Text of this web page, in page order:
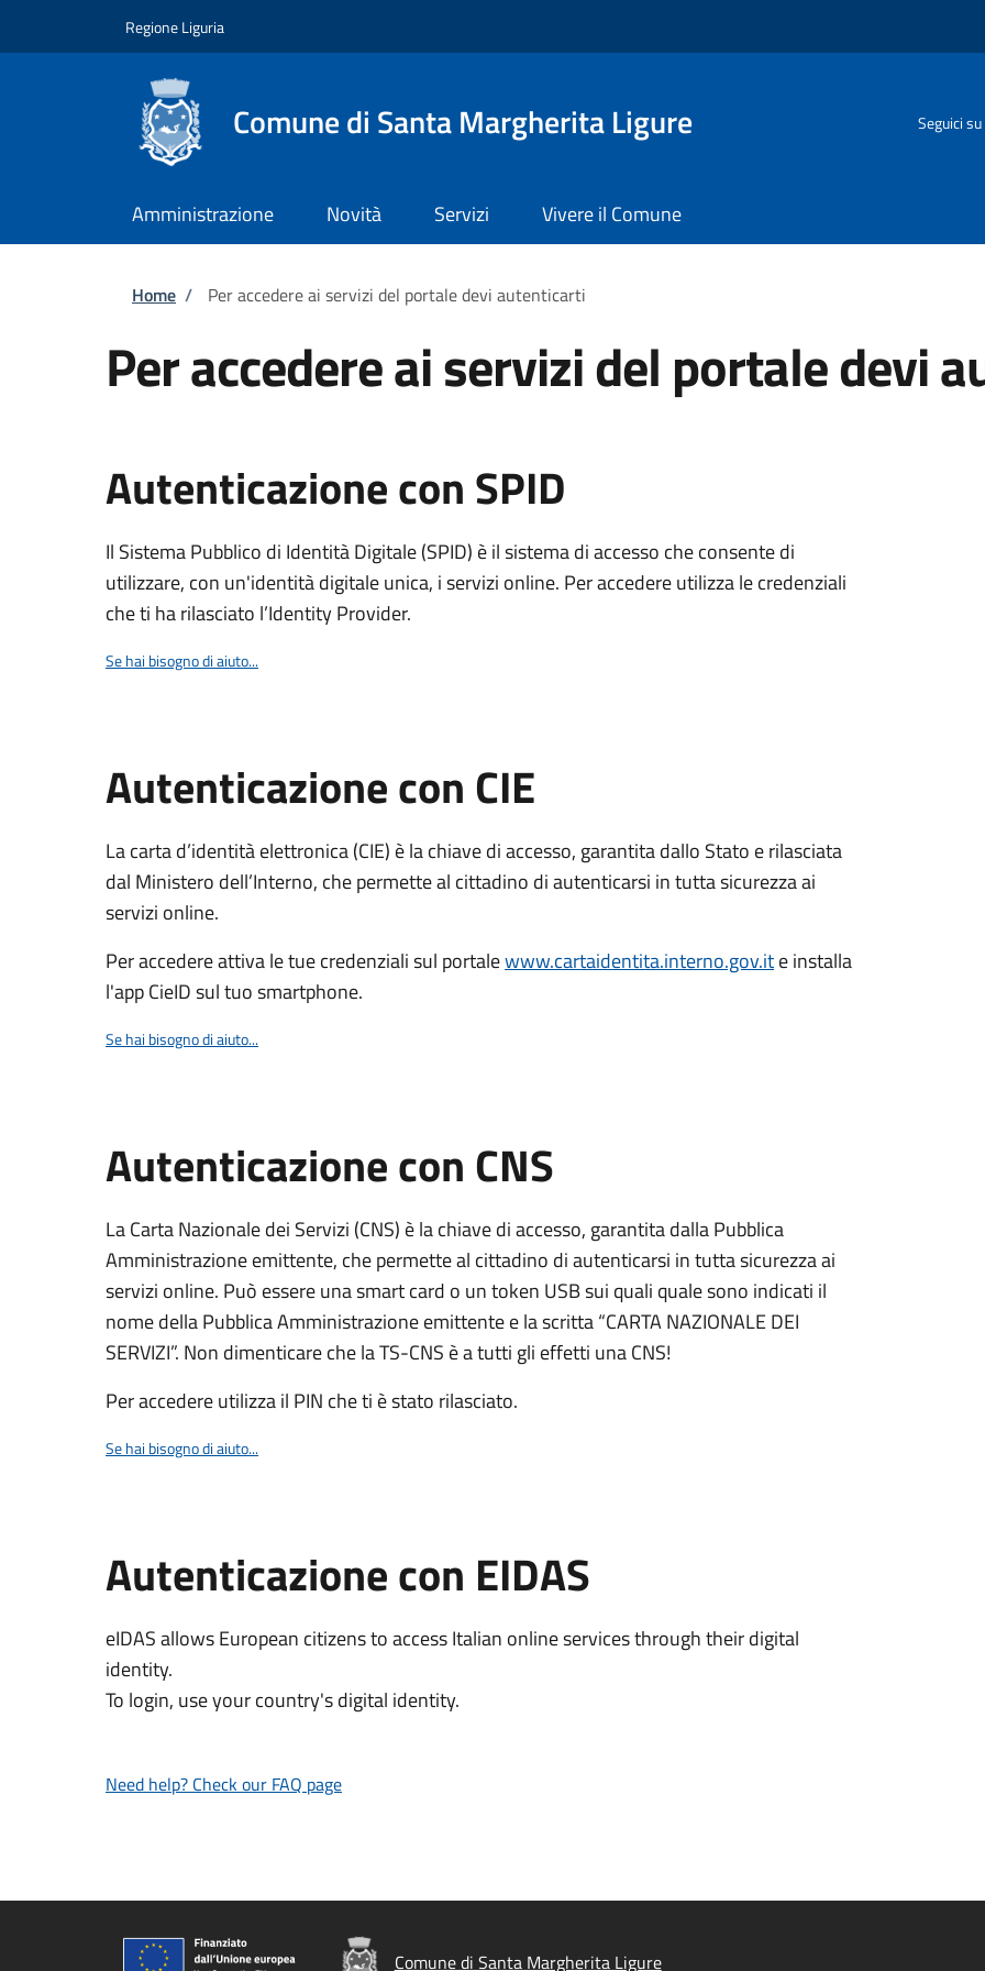
Regione Liguria
Comune di Santa Margherita Ligure Seguici su
Amministrazione Novità Servizi Vivere il Comune
Briciole di pane
Home / Per accedere ai servizi del portale devi autenticarti
Per accedere ai servizi del portale devi
Autenticazione con SPID
Il Sistema Pubblico di Identità Digitale (SPID) è il sistema di accesso che consente di
utilizzare, con un'identità digitale unica, i servizi online. Per accedere utilizza le credenziali
che ti ha rilasciato l’Identity Provider.
Se hai bisogno di aiuto...
Autenticazione con CIE
La carta d’identità elettronica (CIE) è la chiave di accesso, garantita dallo Stato e rilasciata
dal Ministero dell’Interno, che permette al cittadino di autenticarsi in tutta sicurezza ai
servizi online.
Per accedere attiva le tue credenziali sul portalewww.cartaidentita.interno.gov.ite installa
l'app CieID sul tuo smartphone.
Se hai bisogno di aiuto...
Autenticazione con CNS
La Carta Nazionale dei Servizi (CNS) è la chiave di accesso, garantita dalla Pubblica
Amministrazione emittente, che permette al cittadino di autenticarsi in tutta sicurezza ai
servizi online. Può essere una smart card o un token USB sui quali quale sono indicati il
nome della Pubblica Amministrazione emittente e la scritta “CARTA NAZIONALE DEI
SERVIZI”. Non dimenticare che la TS-CNS è a tutti gli effetti una CNS!
Per accedere utilizza il PIN che ti è stato rilasciato.
Se hai bisogno di aiuto...
Autenticazione con EIDAS
eIDAS allows European citizens to access Italian online services through their digital
identity.
To login, use your country's digital identity.
Need help? Check our FAQ page
Comune di Santa Margherita Ligure